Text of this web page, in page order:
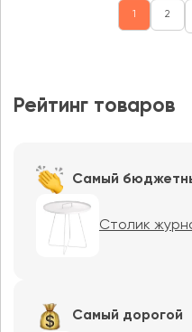
1 2
Рейтинг товаров
Самый
Столик
Самый дорогой